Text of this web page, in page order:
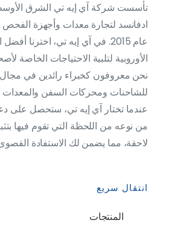
تأسست شركة آي إيه تي الشرق الأوسط
ادفانسد لتجارة معدات وأجهزة
عام 2015. في آي إيه تي، اخترنا
الأوروبية لتلبية الاحتياجات الخاصة
نحن معروفون كخبراء رائدين في مجال
للشاحنات ومحركات السفن والمعدات
عندما تختار آي إيه تي، ستحصل على
من نوعه من اللحظة التي تقوم فيها
لاحقة، مما يضمن لك الاستفادة
انتقال سريع
المنتجات